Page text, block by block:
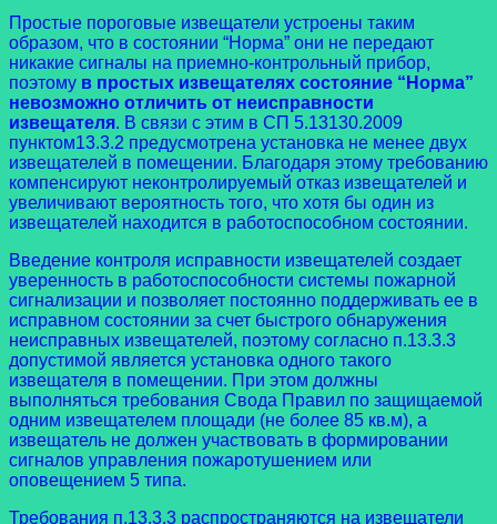
Простые пороговые извещатели устроены таким
образом, что в состоянии “Норма” они не передают
никакие сигналы на приемно-контрольный прибор,
поэтому в простых извещателях состояние “Норма”
невозможно отличить от неисправности
извещателя. В связи с этим в СП 5.13130.2009
пунктом13.3.2 предусмотрена установка не менее двух
извещателей в помещении. Благодаря этому требованию
компенсируют неконтролируемый отказ извещателей и
увеличивают вероятность того, что хотя бы один из
извещателей находится в работоспособном состоянии.
Введение контроля исправности извещателей создает
уверенность в работоспособности системы пожарной
сигнализации и позволяет постоянно поддерживать ее в
исправном состоянии за счет быстрого обнаружения
неисправных извещателей, поэтому согласно п.13.3.3
допустимой является установка одного такого
извещателя в помещении. При этом должны
выполняться требования Свода Правил по защищаемой
одним извещателем площади (не более 85 кв.м), а
извещатель не должен участвовать в формировании
сигналов управления пожаротушением или
оповещением 5 типа.
Требования п.13.3.3 распространяются на извещатели